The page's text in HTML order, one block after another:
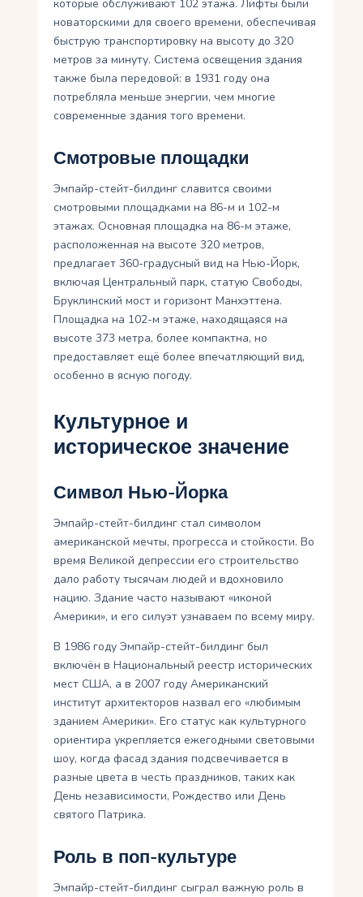
которые обслуживают 102 этажа. Лифты были
новаторскими для своего времени, обеспечивая
быструю транспортировку на высоту до 320
метров за минуту. Система освещения здания
также была передовой: в 1931 году она
потребляла меньше энергии, чем многие
современные здания того времени.
Смотровые площадки
Эмпайр-стейт-билдинг славится своими
смотровыми площадками на 86-м и 102-м
этажах. Основная площадка на 86-м этаже,
расположенная на высоте 320 метров,
предлагает 360-градусный вид на Нью-Йорк,
включая Центральный парк, статую Свободы,
Бруклинский мост и горизонт Манхэттена.
Площадка на 102-м этаже, находящаяся на
высоте 373 метра, более компактна, но
предоставляет ещё более впечатляющий вид,
особенно в ясную погоду.
Культурное и
историческое значение
Символ Нью-Йорка
Эмпайр-стейт-билдинг стал символом
американской мечты, прогресса и стойкости. Во
время Великой депрессии его строительство
дало работу тысячам людей и вдохновило
нацию. Здание часто называют «иконой
Америки», и его силуэт узнаваем по всему миру.
В 1986 году Эмпайр-стейт-билдинг был
включён в Национальный реестр исторических
мест США, а в 2007 году Американский
институт архитекторов назвал его «любимым
зданием Америки». Его статус как культурного
ориентира укрепляется ежегодными световыми
шоу, когда фасад здания подсвечивается в
разные цвета в честь праздников, таких как
День независимости, Рождество или День
святого Патрика.
Роль в поп-культуре
Эмпайр-стейт-билдинг сыграл важную роль в